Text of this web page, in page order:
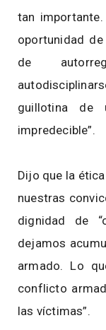
tan
oportunidad
de
guillotina de
impredecible”.
Dijo que la
nuestras
dignidad de
dejamos
armado. Lo
conflicto
las víctimas”.